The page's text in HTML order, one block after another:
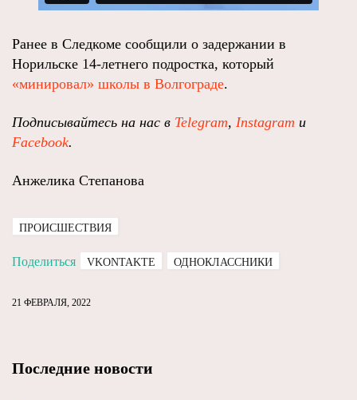
Ранее в Следкоме сообщили о задержании в
Норильске 14-летнего подростка, который
«минировал» школы в Волгограде.
Подписывайтесь на нас в Telegram, Instagram и
Facebook.
Анжелика Степанова
ПРОИСШЕСТВИЯ
Поделиться VKONTAKTE ОДНОКЛАССНИКИ
21 ФЕВРАЛЯ, 2022
Последние новости